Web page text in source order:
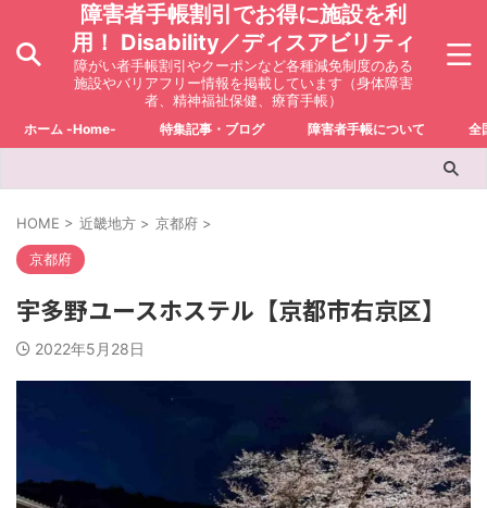
障害者手帳割引でお得に施設を利
用！ Disability／ディスアビリティ
障がい者手帳割引やクーポンなど各種減免制度のある
施設やバリアフリー情報を掲載しています（身体障害
者、精神福祉保健、療育手帳）
ホーム -Home- 特集記事・ブログ 障害者手帳について 全
HOME > 近畿地方 > 京都府 >
京都府
宇多野ユースホステル【京都市右京区】
2022年5月28日